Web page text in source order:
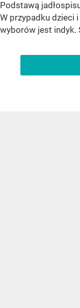
Podstawą
W przypadku dzieci
wyborów jest indyk.